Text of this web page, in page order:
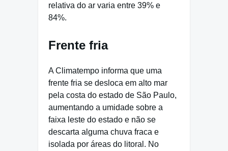
relativa do ar varia entre 39% e
84%.
Frente fria
A Climatempo informa que uma
frente fria se desloca em alto mar
pela costa do estado de São Paulo,
aumentando a umidade sobre a
faixa leste do estado e não se
descarta alguma chuva fraca e
isolada por áreas do litoral. No